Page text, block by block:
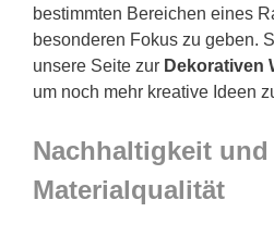
bestimmten Bereichen eines
besonderen Fokus zu geben.
unsere Seite zur Dekorativen
um noch mehr kreative Ideen
Nachhaltigkeit und
Materialqualität